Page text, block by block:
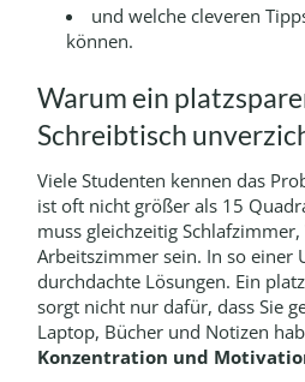
und welche cleveren
können.
Warum ein
Schreibtisch
Viele Studenten kennen das
ist oft nicht größer als 15
muss gleichzeitig
Arbeitszimmer sein. In so einer
durchdachte Lösungen. Ein
sorgt nicht nur dafür, dass Sie
Laptop, Bücher und Notizen
Konzentration und